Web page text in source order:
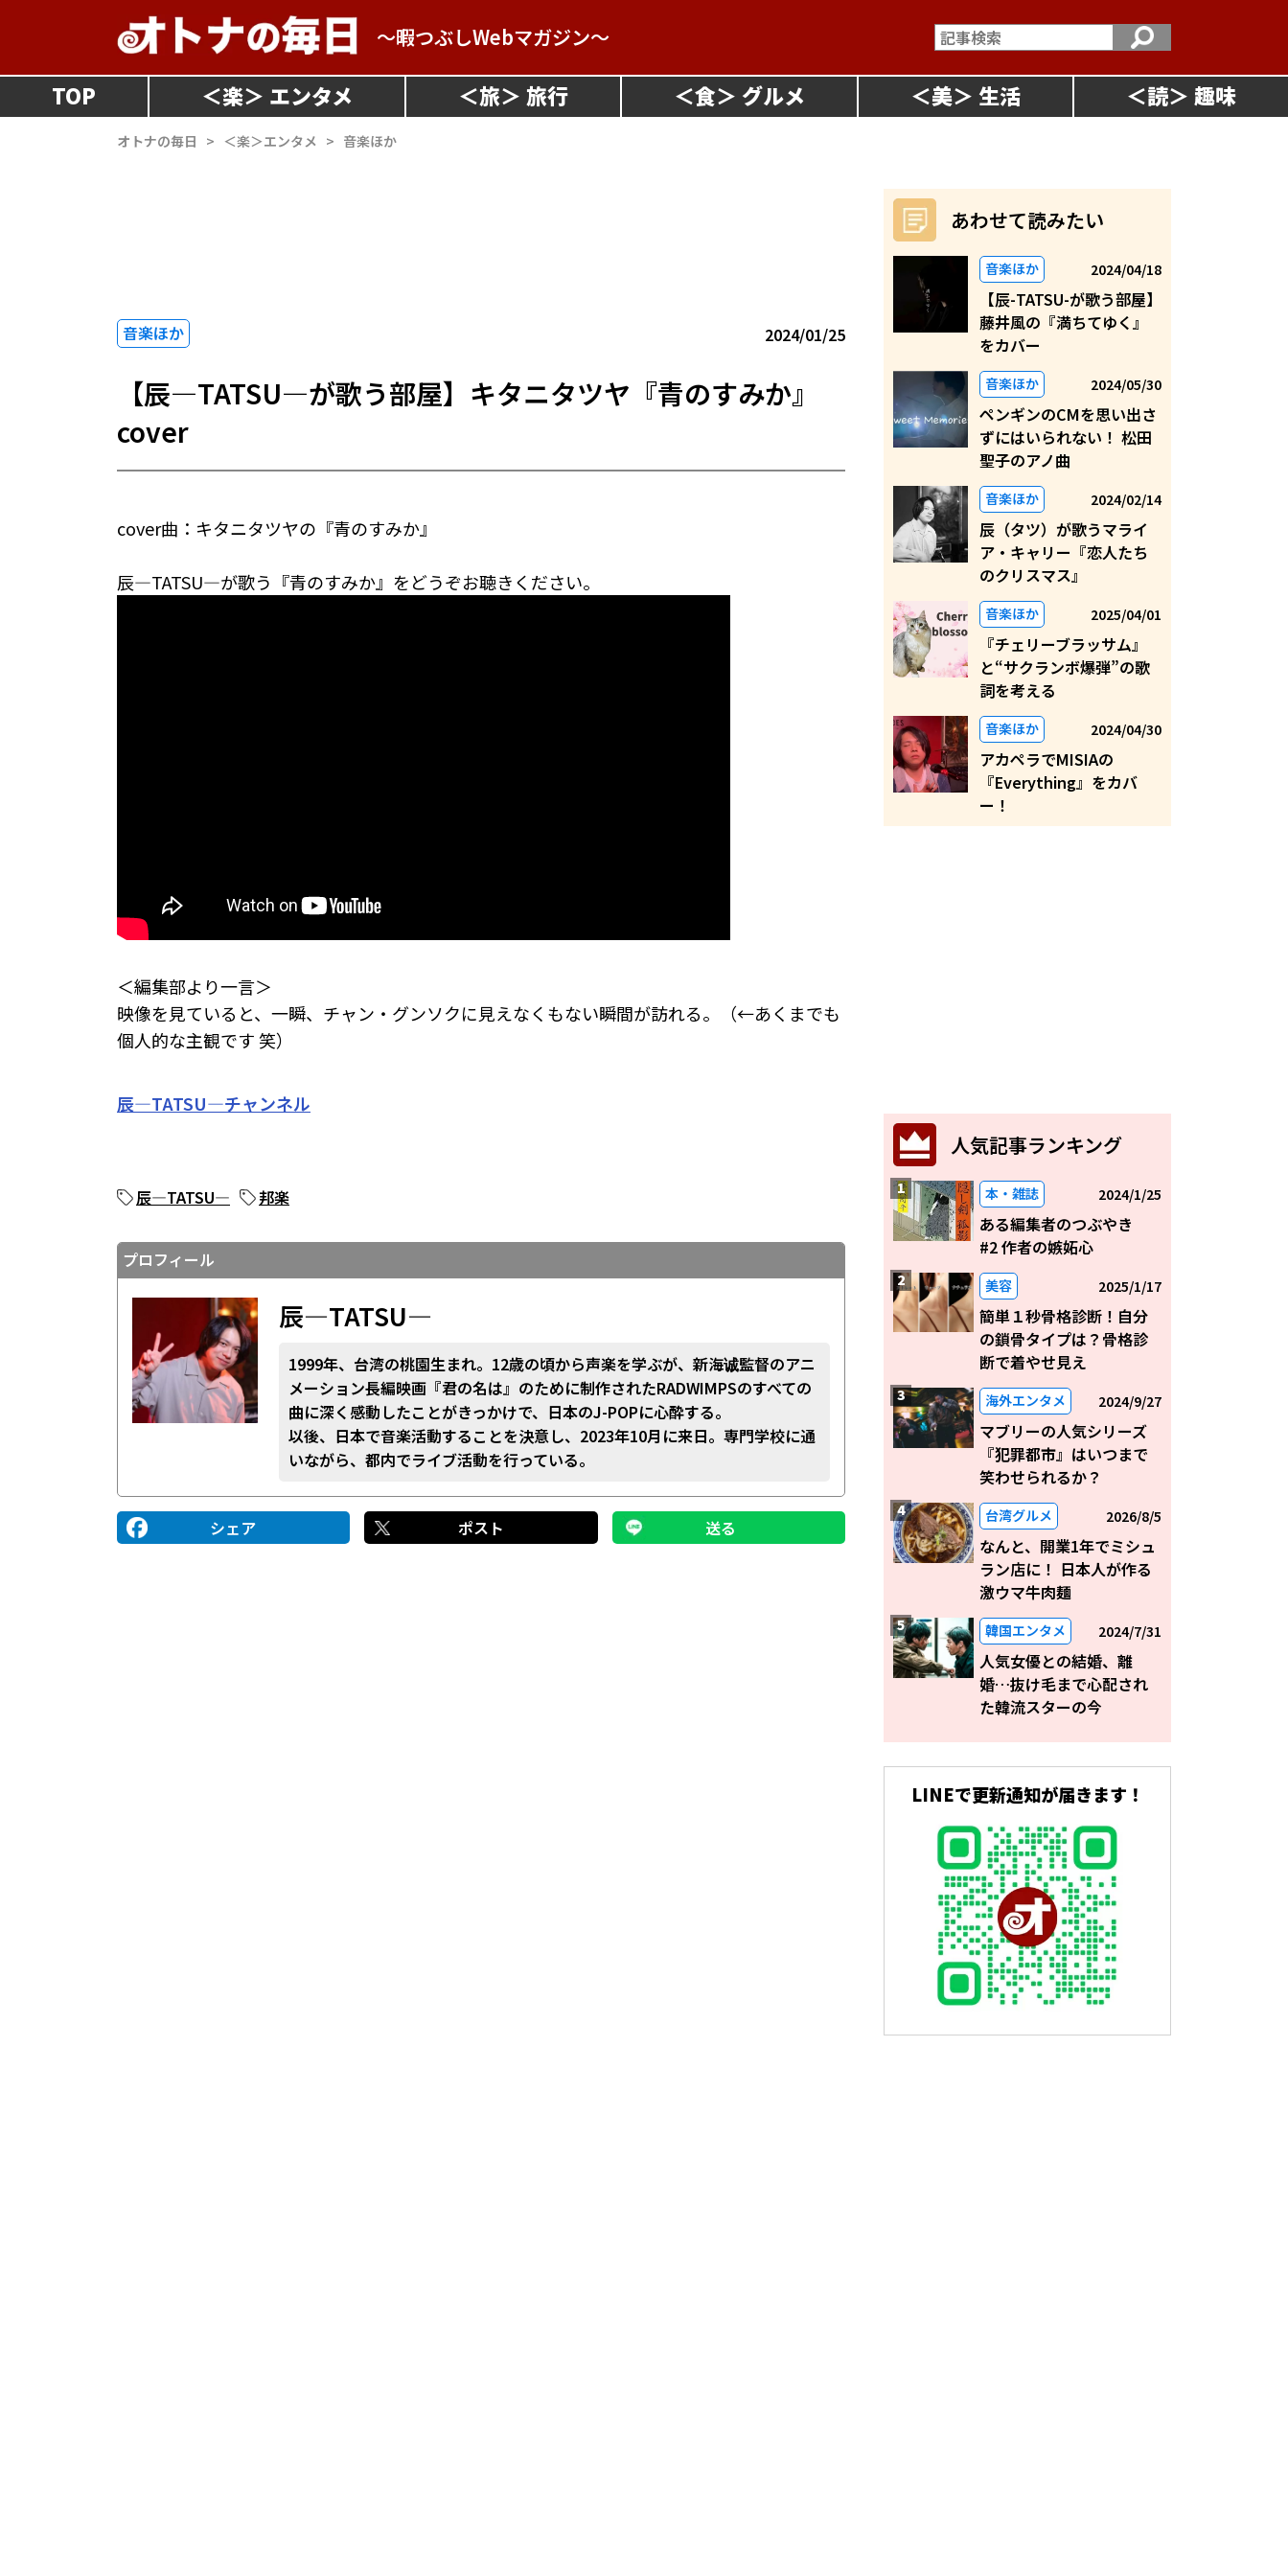
～暇つぶしWebマガジン～
TOP ＜楽＞ ＜旅＞ ＜食＞ ＜美＞ ＜読＞
オトナの毎日 > ＜楽＞エンタメ > 音楽ほか
音楽ほか 2024/01/25
【辰―TATSU―が歌う部屋】キタニタツヤ『青のすみか』
cover
cover曲：キタニタツヤの『青のすみか』
辰―TATSU―が歌う『青のすみか』をどうぞお聴きください。
＜編集部より一言＞
映像を見ていると、一瞬、チャン・グンソクに見えなくもない瞬間が訪れる。（←あくまでも
個人的な主観です 笑）
辰―TATSU―チャンネル
辰―TATSU― 邦楽
プロフィール
辰―TATSU―
1999年、台湾の桃園生まれ。12歳の頃から声楽を学ぶが、新海诚監督のアニ
メーション長編映画『君の名は』のために制作されたRADWIMPSのすべての
曲に深く感動したことがきっかけで、日本のJ-POPに心酔する。
以後、日本で音楽活動することを決意し、2023年10月に来日。専門学校に通
いながら、都内でライブ活動を行っている。
シェア ポスト 送る
あわせて読みたい
音楽ほか 2024/04/18
【辰-TATSU-が歌う部屋】
藤井風の『満ちてゆく』
をカバー
音楽ほか 2024/05/30
ペンギンのCMを思い出さ
ずにはいられない！ 松田
聖子のアノ曲
音楽ほか 2024/02/14
辰（タツ）が歌うマライ
ア・キャリー『恋人たち
のクリスマス』
音楽ほか 2025/04/01
『チェリーブラッサム』
と“サクランボ爆弾”の歌
詞を考える
音楽ほか 2024/04/30
アカペラでMISIAの
『Everything』をカバ
ー！
人気記事ランキング
本・雑誌 2024/1/25
ある編集者のつぶやき
#2 作者の嫉妬心
美容 2025/1/17
簡単１秒骨格診断！自分
の鎖骨タイプは？骨格診
断で着やせ見え
海外エンタメ 2024/9/27
マブリーの人気シリーズ
『犯罪都市』はいつまで
笑わせられるか？
台湾グルメ 2026/8/5
なんと、開業1年でミシュ
ラン店に！ 日本人が作る
激ウマ牛肉麺
韓国エンタメ 2024/7/31
人気女優との結婚、離
婚…抜け毛まで心配され
た韓流スターの今
LINEで更新通知が届きます！